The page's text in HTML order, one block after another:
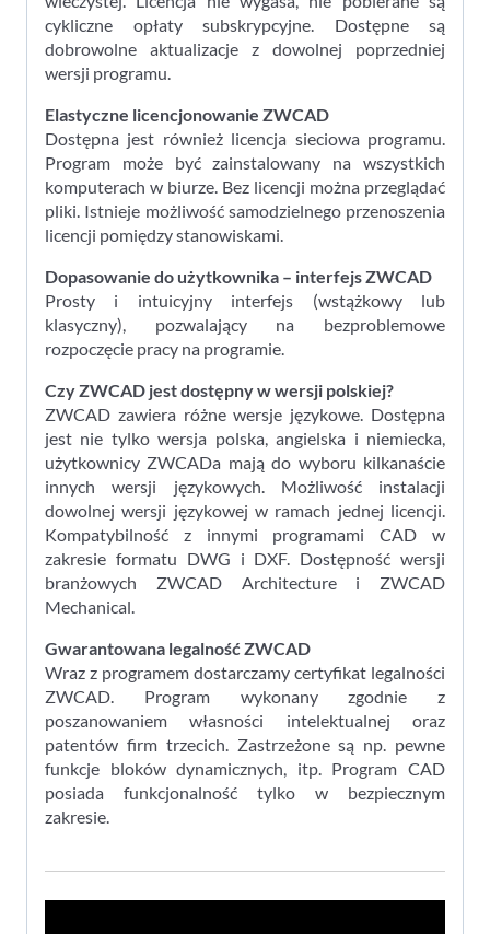
cykliczne opłaty subskrypcyjne. Dostępne są
dobrowolne aktualizacje z dowolnej poprzedniej
wersji programu.
Elastyczne licencjonowanie ZWCAD
Dostępna jest również licencja sieciowa programu.
Program może być zainstalowany na wszystkich
komputerach w biurze. Bez licencji można przeglądać
pliki. Istnieje możliwość samodzielnego przenoszenia
licencji pomiędzy stanowiskami.
Dopasowanie do użytkownika – interfejs ZWCAD
Prosty i intuicyjny interfejs (wstążkowy lub
klasyczny), pozwalający na bezproblemowe
rozpoczęcie pracy na programie.
Czy ZWCAD jest dostępny w wersji polskiej?
ZWCAD zawiera różne wersje językowe. Dostępna
jest nie tylko wersja polska, angielska i niemiecka,
użytkownicy ZWCADa mają do wyboru kilkanaście
innych wersji językowych. Możliwość instalacji
dowolnej wersji językowej w ramach jednej licencji.
Kompatybilność z innymi programami CAD w
zakresie formatu DWG i DXF. Dostępność wersji
branżowych ZWCAD Architecture i ZWCAD
Mechanical.
Gwarantowana legalność ZWCAD
Wraz z programem dostarczamy certyfikat legalności
ZWCAD. Program wykonany zgodnie z
poszanowaniem własności intelektualnej oraz
patentów firm trzecich. Zastrzeżone są np. pewne
funkcje bloków dynamicznych, itp. Program CAD
posiada funkcjonalność tylko w bezpiecznym
zakresie.